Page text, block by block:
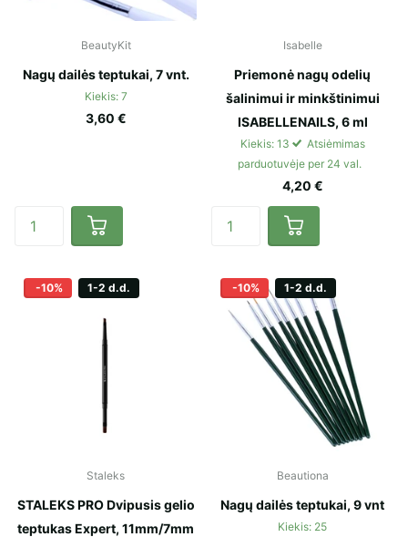
BeautyKit
Nagų dailės teptukai, 7 vnt.
Kiekis: 7
3,60 €
Isabelle
Priemonė nagų odelių
šalinimui ir minkštinimui
ISABELLENAILS, 6 ml
Kiekis: 13
Atsiėmimas
parduotuvėje per 24 val.
4,20 €
-10% 1-2 d.d.
Staleks
STALEKS PRO Dvipusis gelio
teptukas Expert, 11mm/7mm
-10% 1-2 d.d.
Beautiona
Nagų dailės teptukai, 9 vnt
Kiekis: 25